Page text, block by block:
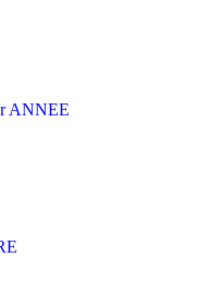
ANNEE